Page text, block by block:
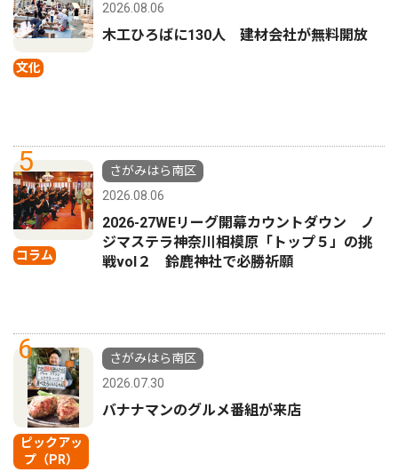
文化
2026.08.06
木工ひろばに130人 建材会社が無料開放
5
コラム
さがみはら南区
2026.08.06
2026-27WEリーグ開幕カウントダウン ノ
ジマステラ神奈川相模原「トップ５」の挑
戦vol２ 鈴鹿神社で必勝祈願
6
ピックアッ
プ（PR）
さがみはら南区
2026.07.30
バナナマンのグルメ番組が来店